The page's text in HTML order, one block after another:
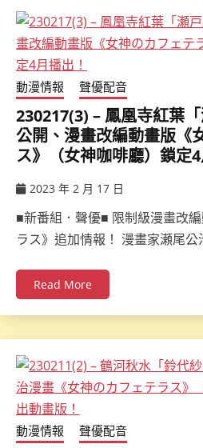
動漫情報 聲優配音
230217(3) – 鳳凰寺紅葉
公開、漫畫改編動畫版《
ス》（女神咖啡廳）鎖定4
2023 年 2 月 17 日
■新番組．聲優■ 限制級漫畫改
ラス》追加情報！ 漫畫家瀬尾公
Read More
動漫情報 聲優配音